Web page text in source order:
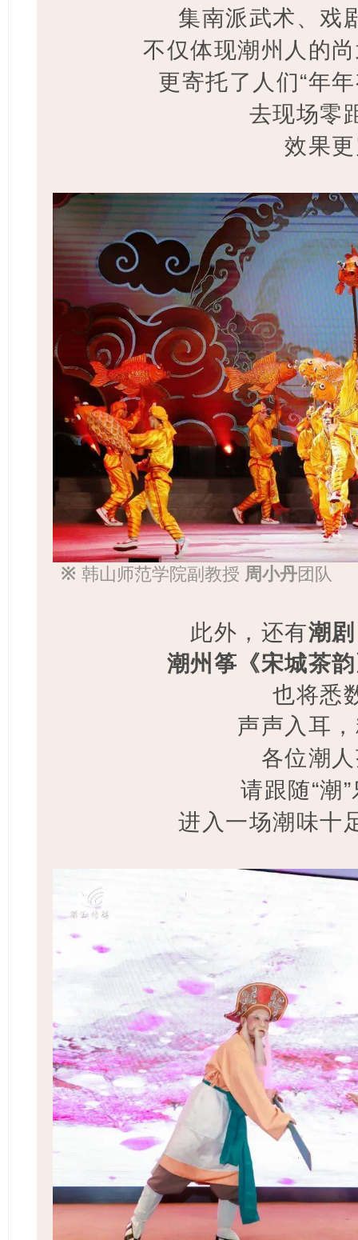
集南派武术、戏
不仅体现潮州人的
更寄托了人们“年
去现场零
效果
※ 韩山师范学院副教授 周小丹团队
此外，还有潮
潮州筝 《宋城茶
也将悉
声声入耳
各位潮
请跟随“潮
进入一场潮味十